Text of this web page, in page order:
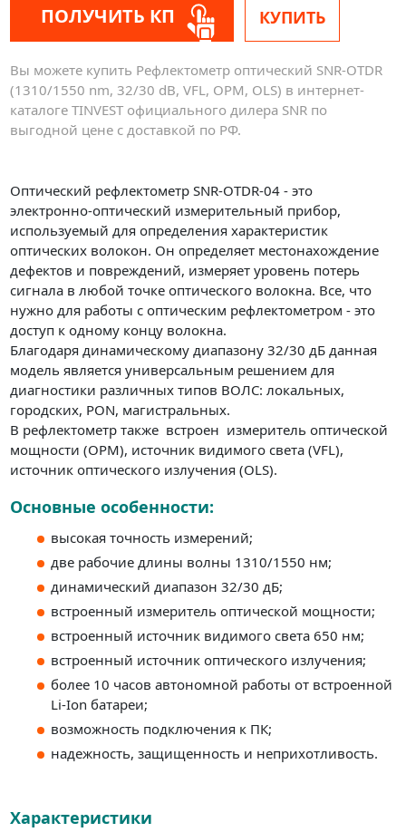
ПОЛУЧИТЬ КП КУПИТЬ
Вы можете купить Рефлектометр оптический SNR-OTDR
(1310/1550 nm, 32/30 dB, VFL, OPM, OLS) в интернет-
каталоге TINVEST официального дилера SNR по
выгодной цене с доставкой по РФ.
Оптический рефлектометр SNR-OTDR-04 - это
электронно-оптический измерительный прибор,
используемый для определения характеристик
оптических волокон. Он определяет местонахождение
дефектов и повреждений, измеряет уровень потерь
сигнала в любой точке оптического волокна. Все, что
нужно для работы с оптическим рефлектометром - это
доступ к одному концу волокна.
Благодаря динамическому диапазону 32/30 дБ данная
модель является универсальным решением для
диагностики различных типов ВОЛС: локальных,
городских, PON, магистральных.
В рефлектометр также встроен измеритель оптической
мощности (OPM), источник видимого света (VFL),
источник оптического излучения (OLS).
Основные особенности:
высокая точность измерений;
две рабочие длины волны 1310/1550 нм;
динамический диапазон 32/30 дБ;
встроенный измеритель оптической мощности;
встроенный источник видимого света 650 нм;
встроенный источник оптического излучения;
более 10 часов автономной работы от встроенной
Li-Ion батареи;
возможность подключения к ПК;
надежность, защищенность и неприхотливость.
Характеристики